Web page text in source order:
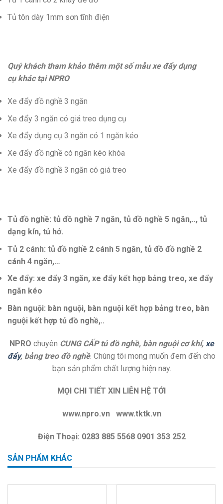
Tủ tôn dày 1mm sơn tĩnh điện
Quý khách tham khảo thêm một số mẫu xe đẩy dụng
cụ khác tại NPRO
Xe đẩy đồ nghề 3 ngăn
Xe đẩy 3 ngăn có giá treo dụng cụ
Xe đẩy dụng cụ 3 ngăn có 1 ngăn kéo
Xe đẩy đồ nghề có ngăn kéo khóa
Xe đẩy đồ nghề 3 ngăn có giá treo
Tủ đồ nghề: tủ đồ nghề 7 ngăn, tủ đồ nghề 5 ngăn,.., tủ
dạng kín, tủ hở.
Tủ 2 cánh: tủ đồ nghề 2 cánh 5 ngăn, tủ đồ đồ nghề 2
cánh 4 ngăn,…
Xe đẩy: xe đẩy 3 ngăn, xe đẩy kết hợp bảng treo, xe đẩy
ngăn kéo
Bàn nguội: bàn nguội, bàn nguội kết hợp bảng treo, bàn
nguội kết hợp tủ đồ nghề,..
NPRO chuyên CUNG CẤPtủ đồ nghề, bàn nguội cơ khí,xe
đẩy, bảng treo đồ nghề. Chúng tôi mong muốn đem đến cho
bạn sản phẩm chất lượng hiện nay.
MỌI CHI TIẾT XIN LIÊN HỆ TỚI
www.npro.vn www.tktk.vn
Điện Thoại: 0283 885 5568 0901 353 252
SẢN PHẨM KHÁC